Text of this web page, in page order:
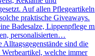
Auf allen Pflegeartikeln
praktische Giveaways.
Badesalze, Lippenpflege
personalisierten…
sind die
welche immer